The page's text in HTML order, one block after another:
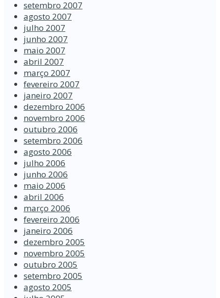
setembro 2007
agosto 2007
julho 2007
junho 2007
maio 2007
abril 2007
março 2007
fevereiro 2007
janeiro 2007
dezembro 2006
novembro 2006
outubro 2006
setembro 2006
agosto 2006
julho 2006
junho 2006
maio 2006
abril 2006
março 2006
fevereiro 2006
janeiro 2006
dezembro 2005
novembro 2005
outubro 2005
setembro 2005
agosto 2005